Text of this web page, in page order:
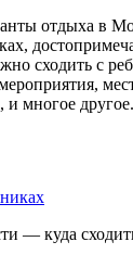
отдыха в
сходить с
и многое другое.
— куда